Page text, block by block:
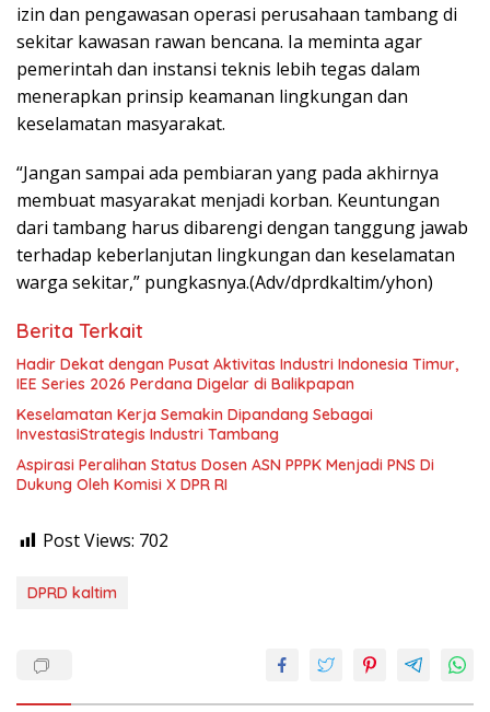
izin dan pengawasan operasi perusahaan tambang di
sekitar kawasan rawan bencana. Ia meminta agar
pemerintah dan instansi teknis lebih tegas dalam
menerapkan prinsip keamanan lingkungan dan
keselamatan masyarakat.
“Jangan sampai ada pembiaran yang pada akhirnya
membuat masyarakat menjadi korban. Keuntungan
dari tambang harus dibarengi dengan tanggung jawab
terhadap keberlanjutan lingkungan dan keselamatan
warga sekitar,” pungkasnya.(Adv/dprdkaltim/yhon)
Berita Terkait
Hadir Dekat dengan Pusat Aktivitas Industri Indonesia Timur,
IEE Series 2026 Perdana Digelar di Balikpapan
Keselamatan Kerja Semakin Dipandang Sebagai
InvestasiStrategis Industri Tambang
Aspirasi Peralihan Status Dosen ASN PPPK Menjadi PNS Di
Dukung Oleh Komisi X DPR RI
Post Views: 702
DPRD kaltim